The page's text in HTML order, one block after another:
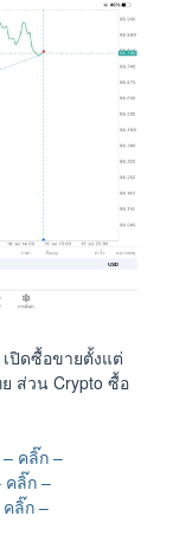
ปิดซื้อขายตั้งแต่
ส่วน Crypto ซื้อ
– คลิ๊ก –
คลิ๊ก –
คลิ๊ก –